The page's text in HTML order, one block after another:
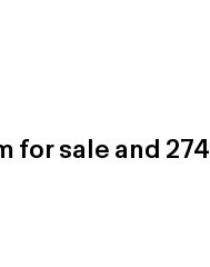
for sale and 274